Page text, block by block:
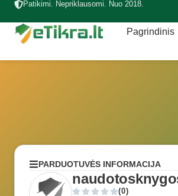
Patikimi. Nepriklausomi. Nuo 2018.
Pagrindinis
PARDUOTUVĖS INFORMACIJA
(0)